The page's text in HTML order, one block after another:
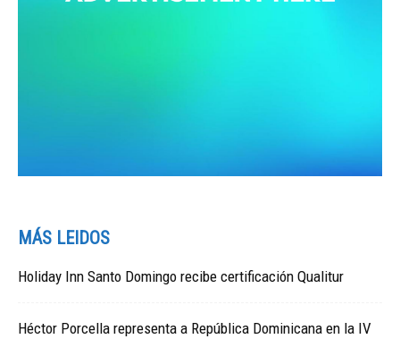
MÁS LEIDOS
Holiday Inn Santo Domingo recibe certificación Qualitur
Héctor Porcella representa a República Dominicana en la IV